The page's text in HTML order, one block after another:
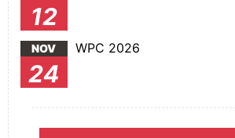
12
NOV
24
WPC 2026